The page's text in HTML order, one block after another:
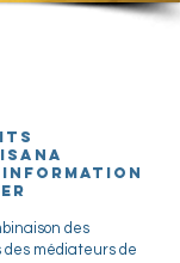
des
médiateurs de